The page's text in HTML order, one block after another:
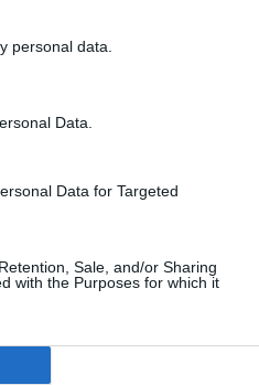
personal data.
Data.
Data for Targeted
Sale, and/or Sharing
with the Purposes for which it